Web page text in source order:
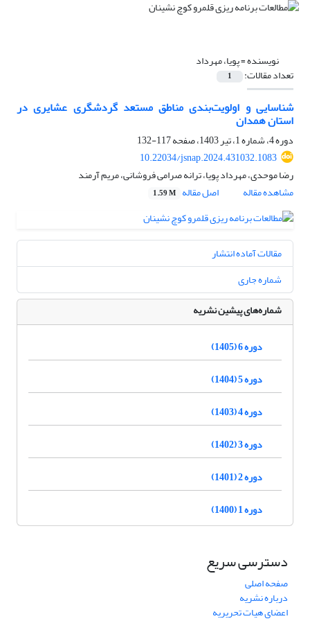
نویسنده =پویا، مهرداد
تعداد مقالات: 1
شناسایی و اولویت‌بندی مناطق مستعد گردشگری عشایری در
استان همدان
دوره 4، شماره 1، تیر 1403، صفحه
117-132
10.22034/jsnap.2024.431032.1083
رضا موحدی، مهرداد پویا، ترانه صرامی فروشانی، مریم آرمند
مشاهده مقاله
اصل مقاله 1.59 M
مقالات آماده انتشار
شماره جاری
شماره‌های پیشین نشریه
دوره 6 (1405)
دوره 5 (1404)
دوره 4 (1403)
دوره 3 (1402)
دوره 2 (1401)
دوره 1 (1400)
دسترسی سریع
صفحه اصلی
درباره نشریه
اعضای هیات تحریریه